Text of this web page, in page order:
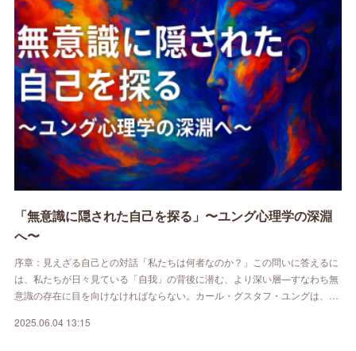
「無意識に隠された自己を探る」〜ユング心理学の深淵
へ〜
序章：見えざる自己との対話「私たちは何者なのか？」この問いに答えるに
は、私たちが日々見ている「自我」の背後に潜む、より深い層—すなわち無
意識の存在に目を向けなければならない。カール・グスタフ・ユングは、…
2025.06.04 13:15